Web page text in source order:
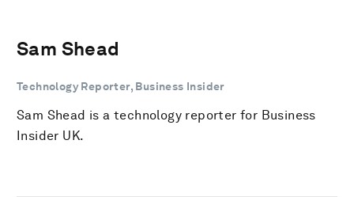
Sam Shead
Technology Reporter, Business Insider
Sam Shead is a technology reporter for Business
Insider UK.